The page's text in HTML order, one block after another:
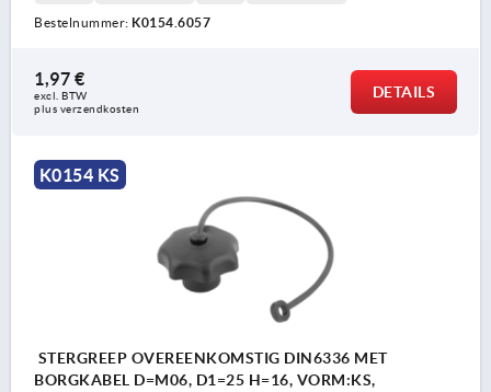
Bestelnummer: K0154.6057
1,97 €
excl. BTW
plus verzendkosten
DETAILS
K0154 KS
STERGREEP OVEREENKOMSTIG DIN6336 MET
BORGKABEL D=M06, D1=25 H=16, VORM:KS,